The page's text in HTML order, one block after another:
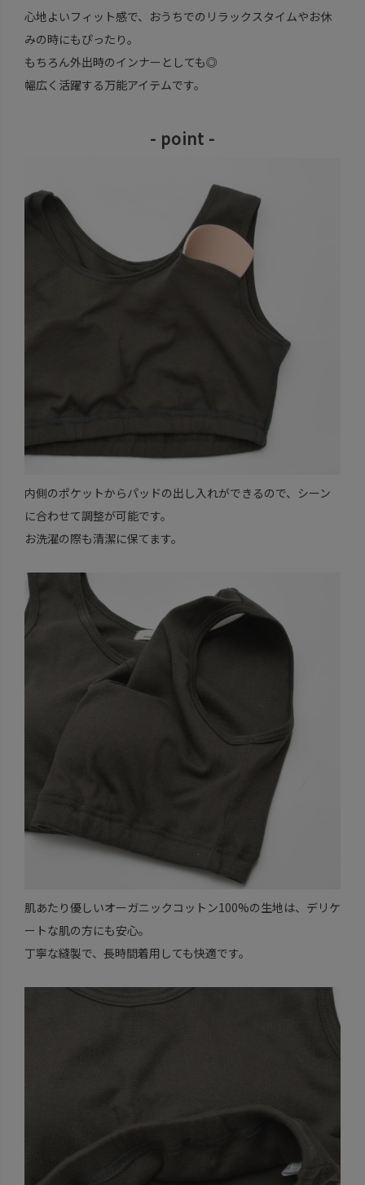
心地よいフィット感で、おうちでのリラックスタイムやお休
みの時にもぴったり。
もちろん外出時のインナーとしても◎
幅広く活躍する万能アイテムです。
- point -
内側のポケットからパッドの出し入れができるので、シーン
に合わせて調整が可能です。
お洗濯の際も清潔に保てます。
肌あたり優しいオーガニックコットン100%の生地は、デリケ
ートな肌の方にも安心。
丁寧な縫製で、長時間着用しても快適です。